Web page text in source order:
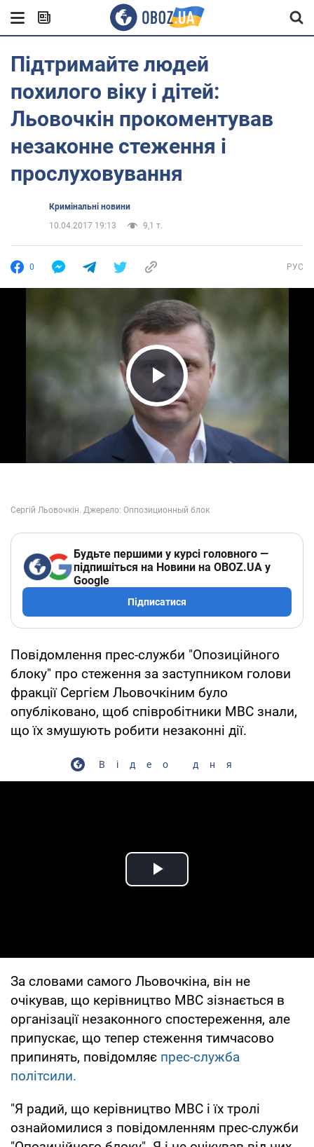
Підтримайте людей
похилого віку і дітей:
Льовочкін прокоментував
незаконне стеження і
прослуховування
Кримінальні новини
10.04.2017 19:13
9,1 т.
0 РУС
Play Video
Будьте першими у курсі головного —
підпишіться на Новини на OBOZ.UA у
Google
Підписатися
Повідомлення прес-служби "Опозиційного
блоку" про стеження за заступником голови
фракції Сергієм Льовочкіним було
опубліковано, щоб співробітники МВС знали,
що їх змушують робити незаконні дії.
Відео дня
Play Video
За словами самого Льовочкіна, він не
очікував, що керівництво МВС зізнається в
організації незаконного спостереження, але
припускає, що тепер стеження тимчасово
припинять, повідомляє прес-служба
політсили.
"Я радий, що керівництво МВС і їх тролі
ознайомилися з повідомленням прес-служби